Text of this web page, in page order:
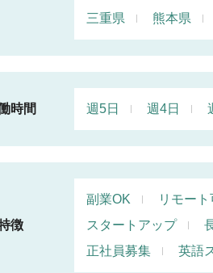
三重県
熊本県
時間 週5日 週4日
徴
副業OK リモート
スタートアップ
正社員募集
英語